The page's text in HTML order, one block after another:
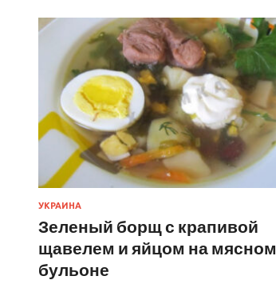
УКРАИНА
Зеленый борщ с крапивой
щавелем и яйцом на мясном
бульоне